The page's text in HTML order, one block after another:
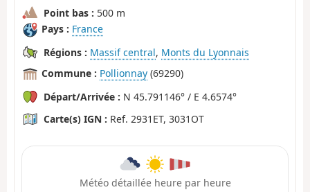
Point bas : 500 m
Pays : France
Régions : Massif central, Monts du Lyonnais
Commune : Pollionnay (69290)
Départ/Arrivée : N 45.791146° / E 4.6574°
Carte(s) IGN : Ref. 2931ET, 3031OT
Météo détaillée heure par heure